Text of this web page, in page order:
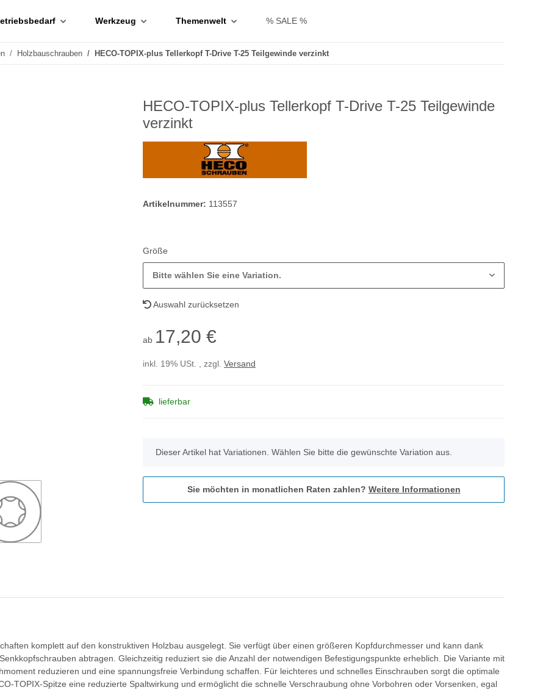
Werkzeug Themenwelt % SALE %
Holzbauschrauben HECO-TOPIX-plus Tellerkopf T-Drive T-25 Teilgewinde verzinkt
HECO-TOPIX-plus Tellerkopf T-Drive T-25 Teilgewinde
verzinkt
Artikelnummer: 113557
Größe
Bitte wählen Sie eine Variation.
Auswahl zurücksetzen
ab 17,20 €
inkl. 19% USt. , zzgl. Versand
lieferbar
x
Dieser Artikel hat Variationen. Wählen Sie bitte die gewünschte Variation aus.
Sie möchten in monatlichen Raten zahlen? Weitere Informationen
komplett auf den konstruktiven Holzbau ausgelegt. Sie verfügt über einen größeren Kopfdurchmesser und kann dank
abtragen. Gleichzeitig reduziert sie die Anzahl der notwendigen Befestigungspunkte erheblich. Die Variante mit
reduzieren und eine spannungsfreie Verbindung schaffen. Für leichteres und schnelles Einschrauben sorgt die optimale
TOPIX-Spitze eine reduzierte Spaltwirkung und ermöglicht die schnelle Verschraubung ohne Vorbohren oder Vorsenken, egal